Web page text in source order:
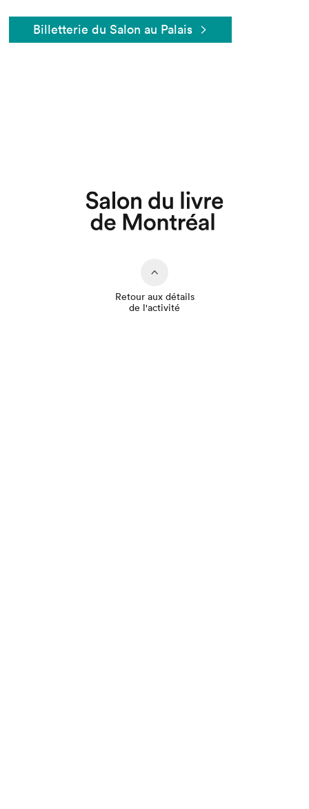
Billetterie du Salon au Palais
Retour aux détails
de l'activité